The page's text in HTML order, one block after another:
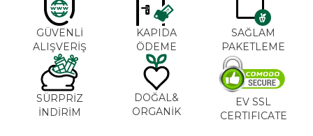
GÜVENLİ
ALIŞVERİŞ
KAPIDA
ÖDEME
SAĞLAM
PAKETLEME
SÜRPRİZ
İNDİRİM
DOĞAL&
ORGANİK
EV SSL
CERTIFICATE